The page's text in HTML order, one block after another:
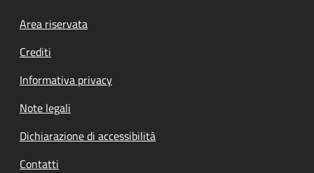
Footer menu
Area riservata
Crediti
Informativa privacy
Note legali
Dichiarazione di accessibilità
Contatti